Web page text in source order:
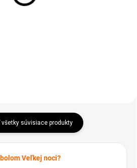
všetky súvisiace produkty
Veľkej noci?